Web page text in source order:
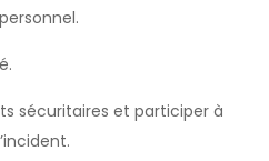
sécuritaires et participer à